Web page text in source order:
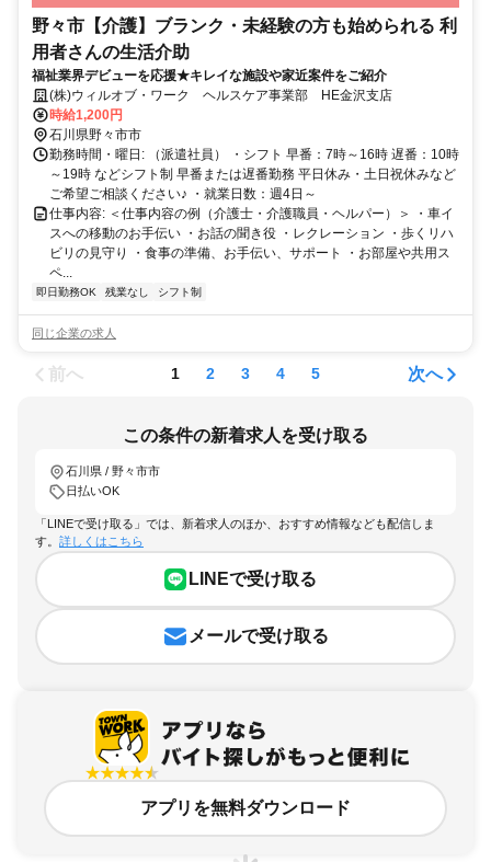
野々市【介護】ブランク・未経験の方も始められる 利
用者さんの生活介助
福祉業界デビューを応援★キレイな施設や家近案件をご紹介
(株)ウィルオブ・ワーク ヘルスケア事業部 HE金沢支店
時給1,200円
石川県野々市市
勤務時間・曜日: （派遣社員） ・シフト 早番：7時～16時 遅番：10時
～19時 などシフト制 早番または遅番勤務 平日休み・土日祝休みなど
ご希望ご相談ください♪ ・就業日数：週4日～
仕事内容: ＜仕事内容の例（介護士・介護職員・ヘルパー）＞ ・車イ
スへの移動のお手伝い ・お話の聞き役 ・レクレーション ・歩くリハ
ビリの見守り ・食事の準備、お手伝い、サポート ・お部屋や共用ス
ペ...
即日勤務OK 残業なし シフト制
同じ企業の求人
前へ 1 2 3 4 5 次へ
この条件の新着求人を受け取る
石川県 / 野々市市
日払いOK
「LINEで受け取る」では、新着求人のほか、おすすめ情報なども配信しま
す。 詳しくはこちら
LINEで受け取る
メールで受け取る
アプリを無料ダウンロード